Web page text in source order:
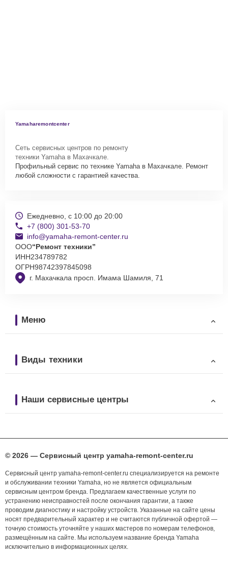
Yamaharemontcenter
Сеть сервисных центров по ремонту
техники Yamaha в Махачкале.
Профильный сервис по технике Yamaha в Махачкале. Ремонт
любой сложности с гарантией качества.
г. Махачкала просп. Имама Шамиля, 71
Ежедневно, с 10:00 до 20:00
+7 (800) 301-53-70
info@yamaha-remont-center.ru
ООО“Ремонт техники”
ИНН234789782
ОГРН98742397845098
Меню
Виды техники
Наши сервисные центры
© 2026 — Сервисный центр yamaha-remont-center.ru
Сервисный центр yamaha-remont-center.ru специализируется на ремонте
и обслуживании техники Yamaha, но не является официальным
сервисным центром бренда. Предлагаем качественные услуги по
устранению неисправностей после окончания гарантии, а также
проводим диагностику и настройку устройств. Указанные на сайте цены
носят предварительный характер и не считаются публичной офертой —
точную стоимость уточняйте у наших мастеров по номерам телефонов,
размещённым на сайте. Мы используем название бренда Yamaha
исключительно в информационных целях.